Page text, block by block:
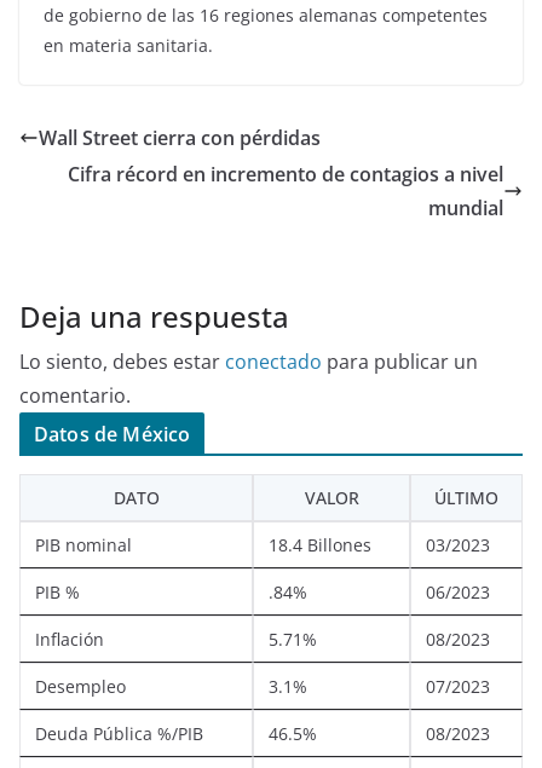
de gobierno de las 16 regiones alemanas competentes
en materia sanitaria.
Wall Street cierra con pérdidas
Cifra récord en incremento de contagios a nivel
mundial
Deja una respuesta
Lo siento, debes estar conectado para publicar un
comentario.
Datos de México
DATO VALOR ÚLTIMO
PIB nominal 18.4 Billones 03/2023
PIB % .84% 06/2023
Inflación 5.71% 08/2023
Desempleo 3.1% 07/2023
Deuda Pública %/PIB 46.5% 08/2023